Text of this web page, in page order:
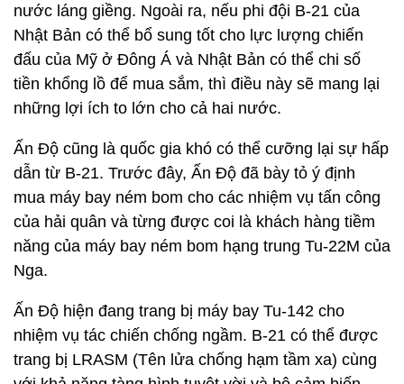
nước láng giềng. Ngoài ra, nếu phi đội B-21 của
Nhật Bản có thể bổ sung tốt cho lực lượng chiến
đấu của Mỹ ở Đông Á và Nhật Bản có thể chi số
tiền khổng lồ để mua sắm, thì điều này sẽ mang lại
những lợi ích to lớn cho cả hai nước.
Ấn Độ cũng là quốc gia khó có thể cưỡng lại sự hấp
dẫn từ B-21. Trước đây, Ấn Độ đã bày tỏ ý định
mua máy bay ném bom cho các nhiệm vụ tấn công
của hải quân và từng được coi là khách hàng tiềm
năng của máy bay ném bom hạng trung Tu-22M của
Nga.
Ấn Độ hiện đang trang bị máy bay Tu-142 cho
nhiệm vụ tác chiến chống ngầm. B-21 có thể được
trang bị LRASM (Tên lửa chống hạm tầm xa) cùng